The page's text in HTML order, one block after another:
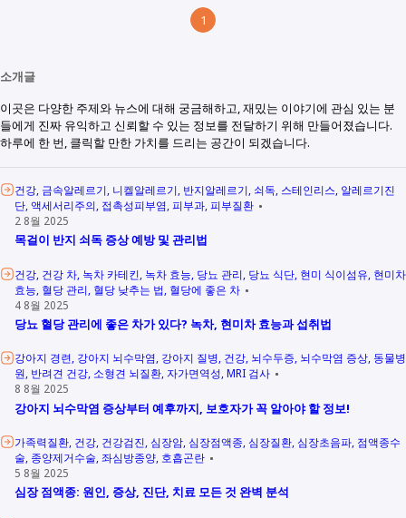
1
소개글
이곳은 다양한 주제와 뉴스에 대해 궁금해하고, 재밌는 이야기에 관심 있는 분
들에게 진짜 유익하고 신뢰할 수 있는 정보를 전달하기 위해 만들어졌습니다.
하루에 한 번, 클릭할 만한 가치를 드리는 공간이 되겠습니다.
건강 금속알레르기 니켈알레르기 반지알레르기 쇠독 스테인리스 알레르기진
단 액세서리주의 접촉성피부염 피부과 피부질환
2 8월 2025
목걸이 반지 쇠독 증상 예방 및 관리법
건강 건강 차 녹차 카테킨 녹차 효능 당뇨 관리 당뇨 식단 현미 식이섬유 현미차
효능 혈당 관리 혈당 낮추는 법 혈당에 좋은 차
4 8월 2025
당뇨 혈당 관리에 좋은 차가 있다? 녹차, 현미차 효능과 섭취법
강아지 경련 강아지 뇌수막염 강아지 질병 건강 뇌수두증 뇌수막염 증상 동물병
원 반려견 건강 소형견 뇌질환 자가면역성 MRI 검사
8 8월 2025
강아지 뇌수막염 증상부터 예후까지, 보호자가 꼭 알아야 할 정보!
가족력질환 건강 건강검진 심장암 심장점액종 심장질환 심장초음파 점액종수
술 종양제거수술 좌심방종양 호흡곤란
5 8월 2025
심장 점액종: 원인, 증상, 진단, 치료 모든 것 완벽 분석